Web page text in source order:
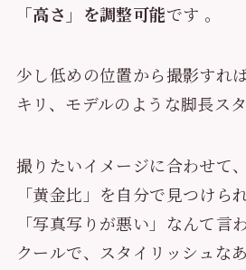
「高さ」を調整可能です 。
少し低めの位置から撮影すれ
キリ、モデルのような脚長ス
撮りたいイメージに合わせて
「黄金比」を自分で見つけら
「写真写りが悪い」なんて言
クールで、スタイリッシュな